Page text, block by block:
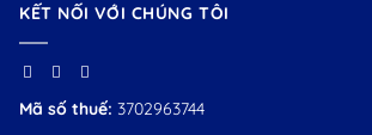
KẾT NỐI VỚI CHÚNG TÔI
Mã số thuế: 3702963744